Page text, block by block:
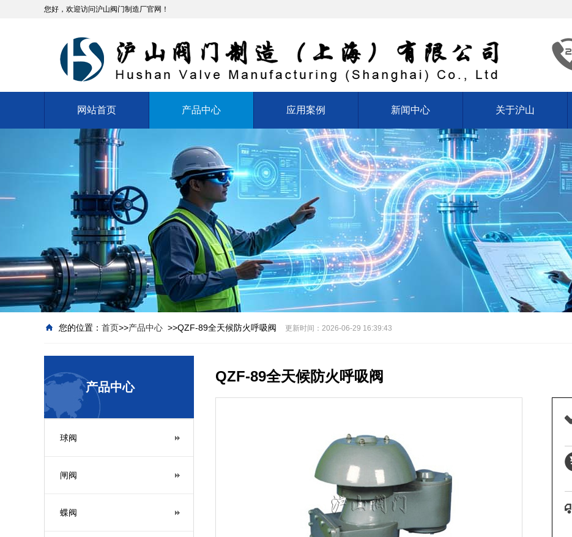
您好，欢迎访问沪山阀门制造厂官网！
网站首页 产品中心 应用案例 新闻中心 关于沪山
您的位置： 首页>>产品中心 >>QZF-89全天候防火呼吸阀 更新时间：2026-06-29 16:39:43
产品中心
球阀
闸阀
蝶阀
QZF-89全天候防火呼吸阀